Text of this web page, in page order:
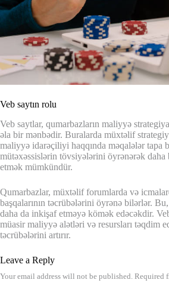
Veb saytın rolu
Veb saytlar, qumarbazların maliyyə
əla bir mənbədir. Buralarda müxtəlif
maliyyə idarəçiliyi haqqında məqalələr tapa
mütəxəssislərin tövsiyələrini öyrənərək
etmək mümkündür.
Qumarbazlar, müxtəlif forumlarda və
başqalarının təcrübələrini öyrənə bilərlər.
daha da inkişaf etməyə kömək edəcəkdir.
müasir maliyyə alətləri və resursları təqdim
təcrübələrini artırır.
Leave a Reply
Your email address will not be published. Required